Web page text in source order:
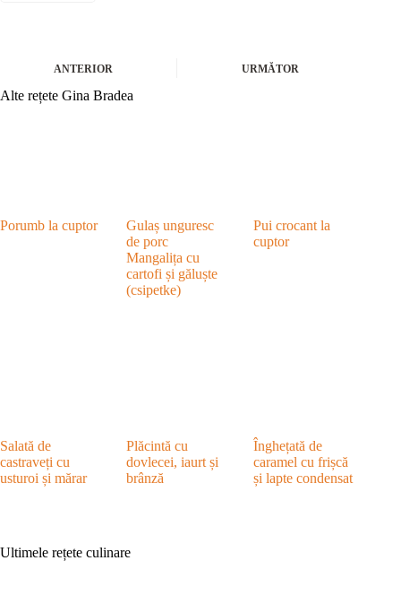
ANTERIOR URMĂTOR
Alte rețete Gina Bradea
Porumb la cuptor
Gulaș unguresc
de porc
Mangalița cu
cartofi și găluște
(csipetke)
Pui crocant la
cuptor
Salată de
castraveți cu
usturoi și mărar
Plăcintă cu
dovlecei, iaurt și
brânză
Înghețată de
caramel cu frișcă
și lapte condensat
Ultimele rețete culinare